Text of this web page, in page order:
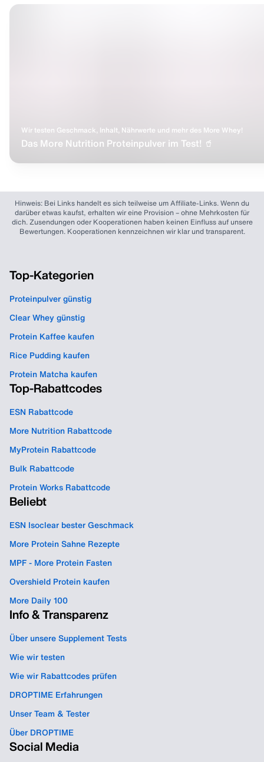
Wir testen Geschmack, Inhalt, Nährwerte und mehr des More Whey!
Das More Nutrition Proteinpulver im Test! 🥤
Hinweis: Bei Links handelt es sich teilweise um Affiliate-Links. Wenn du
darüber etwas kaufst, erhalten wir eine Provision – ohne Mehrkosten für
dich. Zusendungen oder Kooperationen haben keinen Einfluss auf unsere
Bewertungen. Kooperationen kennzeichnen wir klar und transparent.
Top-Kategorien
Proteinpulver günstig
Clear Whey günstig
Protein Kaffee kaufen
Rice Pudding kaufen
Protein Matcha kaufen
Top-Rabattcodes
ESN Rabattcode
More Nutrition Rabattcode
MyProtein Rabattcode
Bulk Rabattcode
Protein Works Rabattcode
Beliebt
ESN Isoclear bester Geschmack
More Protein Sahne Rezepte
MPF - More Protein Fasten
Overshield Protein kaufen
More Daily 100
Info & Transparenz
Über unsere Supplement Tests
Wie wir testen
Wie wir Rabattcodes prüfen
DROPTIME Erfahrungen
Unser Team & Tester
Über DROPTIME
Social Media